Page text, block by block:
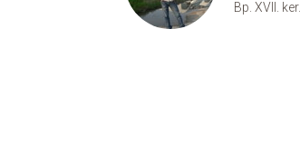
Bp. XVII. ker.